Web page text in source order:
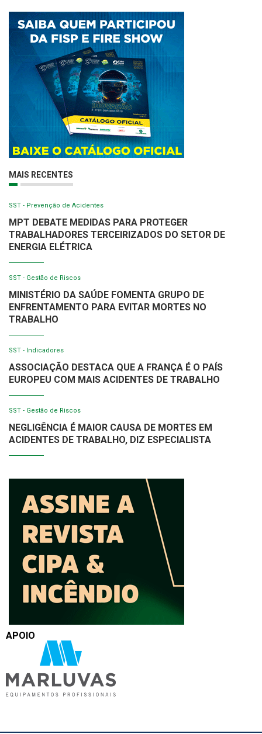
MAIS RECENTES
SST - Prevenção de Acidentes
MPT DEBATE MEDIDAS PARA PROTEGER
TRABALHADORES TERCEIRIZADOS DO SETOR DE
ENERGIA ELÉTRICA
SST - Gestão de Riscos
MINISTÉRIO DA SAÚDE FOMENTA GRUPO DE
ENFRENTAMENTO PARA EVITAR MORTES NO
TRABALHO
SST - Indicadores
ASSOCIAÇÃO DESTACA QUE A FRANÇA É O PAÍS
EUROPEU COM MAIS ACIDENTES DE TRABALHO
SST - Gestão de Riscos
NEGLIGÊNCIA É MAIOR CAUSA DE MORTES EM
ACIDENTES DE TRABALHO, DIZ ESPECIALISTA
APOIO